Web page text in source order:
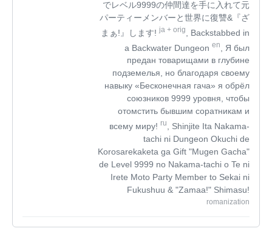
でレベル9999の仲間達を手に入れて元
パーティーメンバーと世界に復讐&『ざ
まぁ!』します!ja + orig
, Backstabbed in
a Backwater Dungeon en
, Я был
предан товарищами в глубине
подземелья, но благодаря своему
навыку «Бесконечная гача» я обрёл
союзников 9999 уровня, чтобы
отомстить бывшим соратникам и
всему миру! ru
, Shinjite Ita Nakama-
tachi ni Dungeon Okuchi de
Korosarekaketa ga Gift "Mugen Gacha"
de Level 9999 no Nakama-tachi o Te ni
Irete Moto Party Member to Sekai ni
Fukushuu & "Zamaa!" Shimasu!
romanization